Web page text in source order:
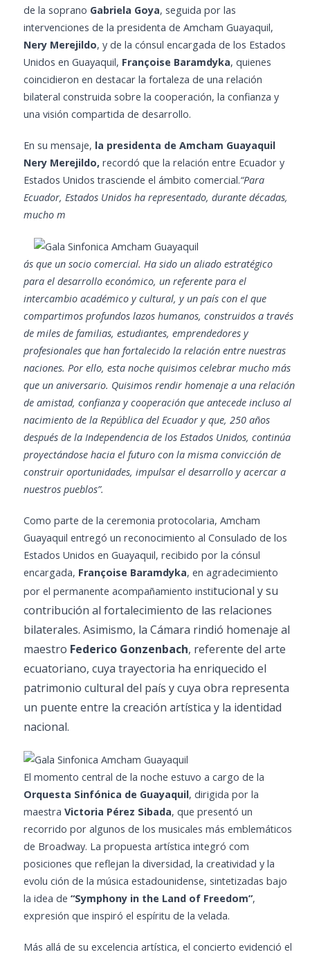
de la soprano Gabriela Goya, seguida por las
intervenciones de la presidenta de Amcham Guayaquil,
Nery Merejildo, y de la cónsul encargada de los Estados
Unidos en Guayaquil, Françoise Baramdyka, quienes
coincidieron en destacar la fortaleza de una relación
bilateral construida sobre la cooperación, la confianza y
una visión compartida de desarrollo.
En su mensaje, la presidenta de Amcham Guayaquil
Nery Merejildo,recordó que la relación entre Ecuador y
Estados Unidos trasciende el ámbito comercial.“Para
Ecuador, Estados Unidos ha representado, durante décadas,
mucho m
ás que un socio comercial. Ha sido un aliado estratégico
para el desarrollo económico, un referente para el
intercambio académico y cultural, y un país con el que
compartimos profundos lazos humanos, construidos a través
de miles de familias, estudiantes, emprendedores y
profesionales que han fortalecido la relación entre nuestras
naciones. Por ello, esta noche quisimos celebrar mucho más
que un aniversario. Quisimos rendir homenaje a una relación
de amistad, confianza y cooperación que antecede incluso al
nacimiento de la República del Ecuador y que, 250 años
después de la Independencia de los Estados Unidos, continúa
proyectándose hacia el futuro con la misma convicción de
construir oportunidades, impulsar el desarrollo y acercar a
nuestros pueblos”.
Como parte de la ceremonia protocolaria, Amcham
Guayaquil entregó un reconocimiento al Consulado de los
Estados Unidos en Guayaquil, recibido por la cónsul
encargada, Françoise Baramdyka, en agradecimiento
por el permanente acompañamiento institucional y su
contribución al fortalecimiento de las relaciones
bilaterales. Asimismo, la Cámara rindió homenaje al
maestro Federico Gonzenbach, referente del arte
ecuatoriano, cuya trayectoria ha enriquecido el
patrimonio cultural del país y cuya obra representa
un puente entre la creación artística y la identidad
nacional.
El momento central de la noche estuvo a cargo de la
Orquesta Sinfónica de Guayaquil, dirigida por la
maestra Victoria Pérez Sibada, que presentó un
recorrido por algunos de los musicales más emblemáticos
de Broadway. La propuesta artística integró com
posiciones que reflejan la diversidad, la creatividad y la
evolu ción de la música estadounidense, sintetizadas bajo
la idea de “Symphony in the Land of Freedom”,
expresión que inspiró el espíritu de la velada.
Más allá de su excelencia artística, el concierto evidenció el